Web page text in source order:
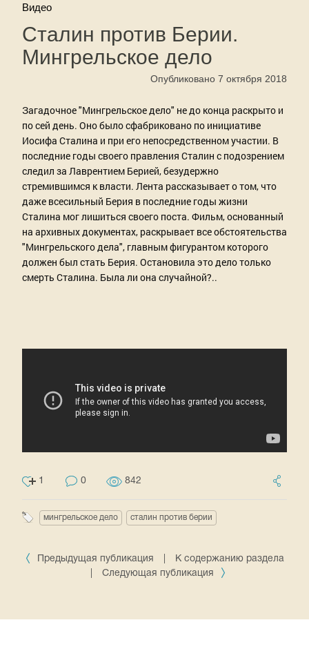
Видео
Сталин против Берии.
Мингрельское дело
Опубликовано 7 октября 2018
Загадочное "Мингрельское дело" не до конца раскрыто и
по сей день. Оно было сфабриковано по инициативе
Иосифа Сталина и при его непосредственном участии. В
последние годы своего правления Сталин с подозрением
следил за Лаврентием Берией, безудержно
стремившимся к власти. Лента рассказывает о том, что
даже всесильный Берия в последние годы жизни
Сталина мог лишиться своего поста. Фильм, основанный
на архивных документах, раскрывает все обстоятельства
"Мингрельского дела", главным фигурантом которого
должен был стать Берия. Остановила это дело только
смерть Сталина. Была ли она случайной?..
1 0 842
мингрельское дело сталин против берии
Предыдущая публикация
К содержанию раздела
Следующая публикация